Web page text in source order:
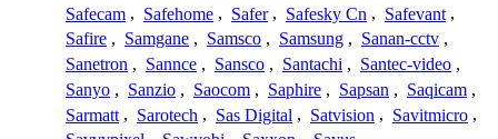
Safecam , Safehome , Safer , Safesky Cn , Safevant ,
Safire , Samgane , Samsco , Samsung , Sanan-cctv ,
Sanetron , Sannce , Sansco , Santachi , Santec-video ,
Sanyo , Sanzio , Saocom , Saphire , Sapsan , Saqicam ,
Sarmatt , Sarotech , Sas Digital , Satvision , Savitmicro ,